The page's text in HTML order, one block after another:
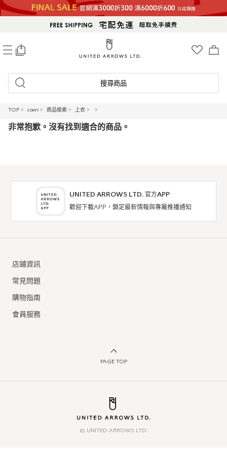
搜尋商品
TOP > coen > 商品檢索 > 上衣 > >
非常抱歉。沒有找到適合的商品。
UNITED ARROWS LTD. 官方APP
歡迎下載APP，鎖定最新情報與專屬推播通知
店鋪資訊
常見問題
購物指南
會員服務
PAGE TOP
© UNITED ARROWS LTD.